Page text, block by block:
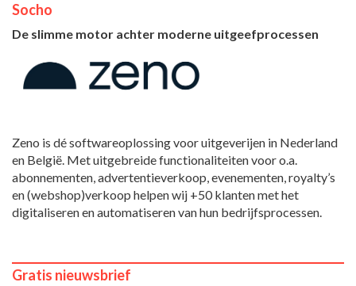
Socho
De slimme motor achter moderne uitgeefprocessen
Zeno is dé softwareoplossing voor uitgeverijen in Nederland
en België. Met uitgebreide functionaliteiten voor o.a.
abonnementen, advertentieverkoop, evenementen, royalty’s
en (webshop)verkoop helpen wij +50 klanten met het
digitaliseren en automatiseren van hun bedrijfsprocessen.
Gratis nieuwsbrief